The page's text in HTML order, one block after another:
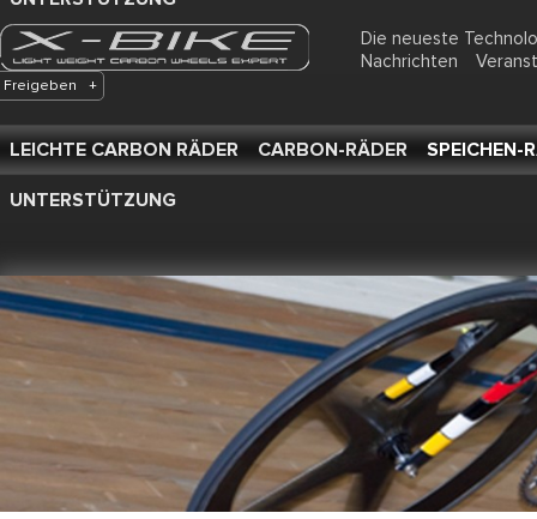
Die neueste
Nachrichten
Freigeben +
LEICHTE CARBON RÄDER CARBON-RÄDER SPEICHEN-
UNTERSTÜTZUNG